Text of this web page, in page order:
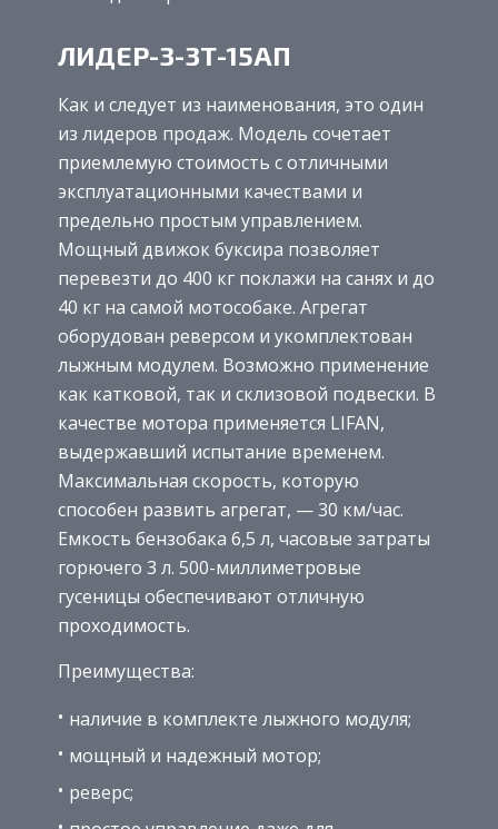
ЛИДЕР-3-3Т-15АП
Как и следует из наименования, это один
из лидеров продаж. Модель сочетает
приемлемую стоимость с отличными
эксплуатационными качествами и
предельно простым управлением.
Мощный движок буксира позволяет
перевезти до 400 кг поклажи на санях и до
40 кг на самой мотособаке. Агрегат
оборудован реверсом и укомплектован
лыжным модулем. Возможно применение
как катковой, так и склизовой подвески. В
качестве мотора применяется LIFAN,
выдержавший испытание временем.
Максимальная скорость, которую
способен развить агрегат, — 30 км/час.
Емкость бензобака 6,5 л, часовые затраты
горючего 3 л. 500-миллиметровые
гусеницы обеспечивают отличную
проходимость.
Преимущества:
наличие в комплекте лыжного модуля;
мощный и надежный мотор;
реверс;